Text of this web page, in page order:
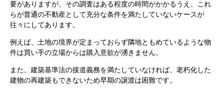
要がありますが、その調査はある程度の時間がかかるうえ、これ
らが普通の不動産として充分な条件を満たしていないケースが
往々にしてあります。
例えば、土地の境界が定まっておらず隣地ともめているような物
件は買い手の立場からは購入意欲が湧きません。
また、建築基準法の接道義務を満たしていなければ、老朽化した
建物の再建築もできないため早期の譲渡は困難です。